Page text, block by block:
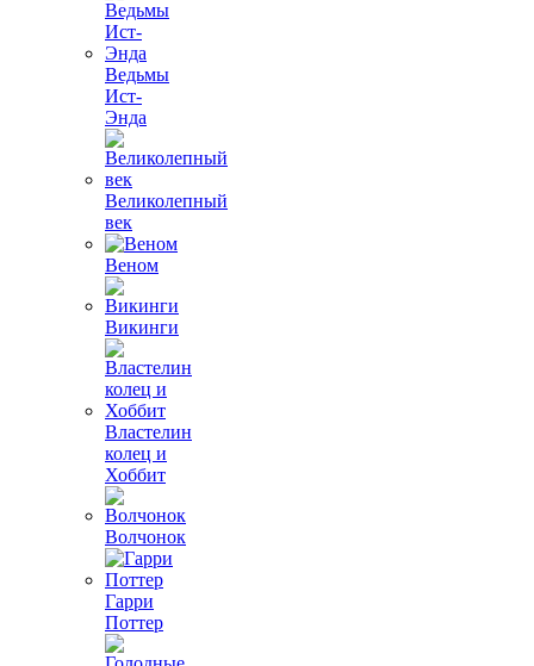
Ведьмы
Ист-
Энда
Великолепный
век
Веном
Викинги
Властелин
колец и
Хоббит
Волчонок
Гарри
Поттер